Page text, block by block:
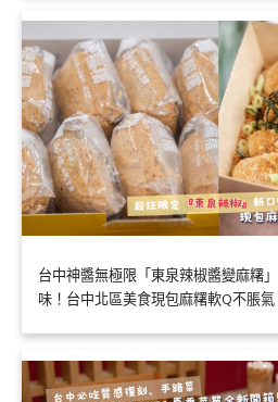
台中神醬無極限「東泉辣椒醬變麻糬
味！台中北區美食現包麻糬軟Q不脹氣